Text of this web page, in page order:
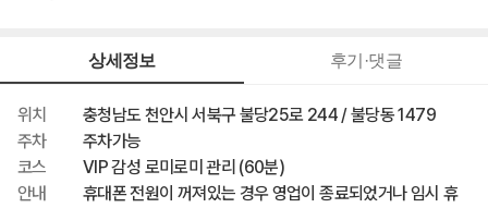
상세정보 후기·댓글
위치
충청남도 천안시 서북구 불당25로 244 / 불당동 1479
주차
주차가능
코스
VIP 감성 로미로미 관리 (60분)
안내
휴대폰 전원이 꺼져있는 경우 영업이 종료되었거나 임시 휴